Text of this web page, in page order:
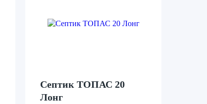
Септик ТОПАС 20
Лонг